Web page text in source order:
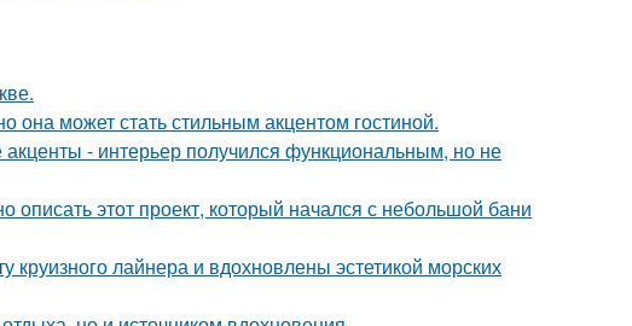
она может стать стильным акцентом гостиной.
- интерьер получился функциональным, но не
этот проект, который начался с небольшой бани
лайнера и вдохновлены эстетикой морских